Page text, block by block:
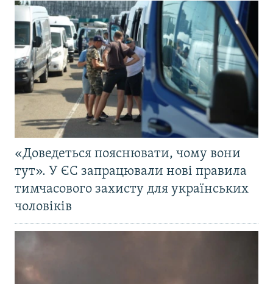
«Доведеться пояснювати, чому вони
тут». У ЄС запрацювали нові правила
тимчасового захисту для українських
чоловіків